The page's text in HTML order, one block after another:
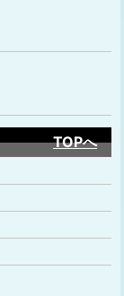
TOPへ